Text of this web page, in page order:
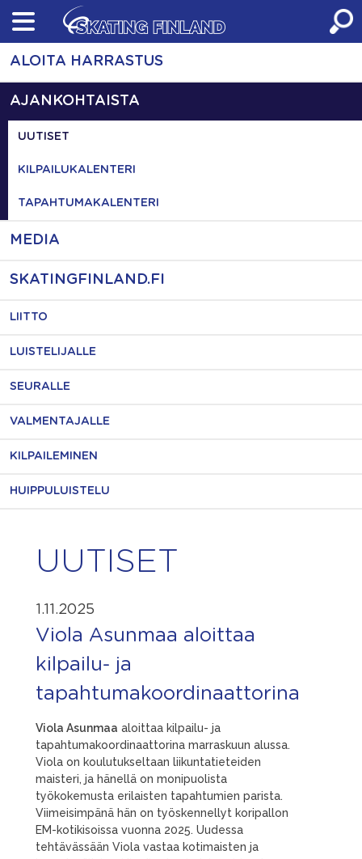
Skip
content
ALOITA HARRASTUS
AJANKOHTAISTA
UUTISET
KILPAILUKALENTERI
TAPAHTUMAKALENTERI
MEDIA
SKATINGFINLAND.FI
LIITTO
LUISTELIJALLE
SEURALLE
VALMENTAJALLE
KILPAILEMINEN
HUIPPULUISTELU
UUTISET
1.11.2025
Viola Asunmaa aloittaa
kilpailu- ja
tapahtumakoordinaattorina
Viola Asunmaa aloittaa kilpailu- ja
tapahtumakoordinaattorina marraskuun alussa.
Viola on koulutukseltaan liikuntatieteiden
maisteri, ja hänellä on monipuolista
työkokemusta erilaisten tapahtumien parista.
Viimeisimpänä hän on työskennellyt koripallon
EM-kotikisoissa vuonna 2025. Uudessa
tehtävässään Viola vastaa kotimaisten ja